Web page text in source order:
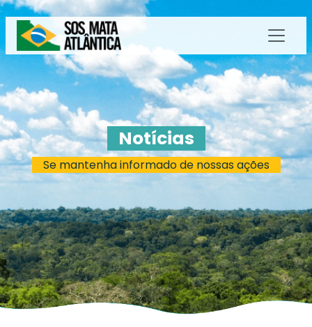
Notícias
Se mantenha informado de nossas ações